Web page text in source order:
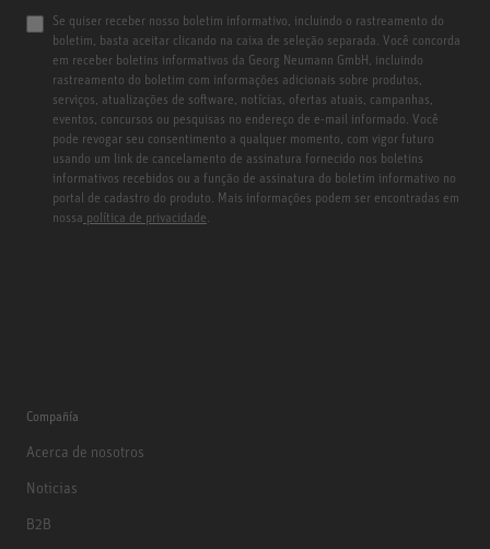
Se quiser receber nosso boletim informativo, incluindo o rastreamento do
boletim, basta aceitar clicando na caixa de seleção separada. Você concorda
em receber boletins informativos da Georg Neumann GmbH, incluindo
rastreamento do boletim com informações adicionais sobre produtos,
serviços, atualizações de software, notícias, ofertas atuais, campanhas,
eventos, concursos ou pesquisas no endereço de e-mail informado. Você
pode revogar seu consentimento a qualquer momento, com vigor futuro
usando um link de cancelamento de assinatura fornecido nos boletins
informativos recebidos ou a função de assinatura do boletim informativo no
portal de cadastro do produto. Mais informações podem ser encontradas em
nossa política de privacidade.
Compañía
Acerca de nosotros
Noticias
B2B